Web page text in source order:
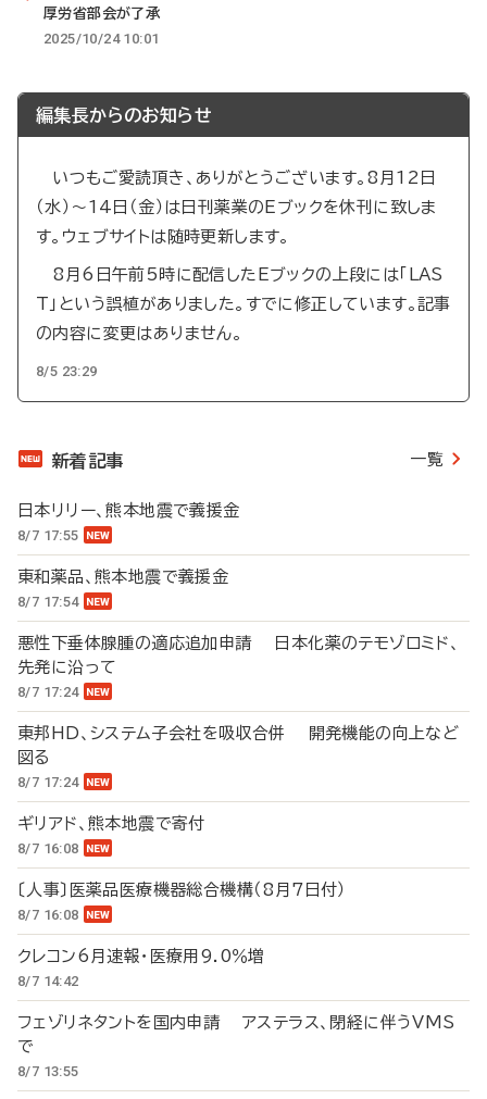
厚労省部会が了承
2025/10/24 10:01
編集長からのお知らせ
いつもご愛読頂き、ありがとうございます。8月12日
（水）～14日（金）は日刊薬業のEブックを休刊に致しま
す。ウェブサイトは随時更新します。
8月6日午前5時に配信したEブックの上段には「LAS
T」という誤植がありました。すでに修正しています。記事
の内容に変更はありません。
8/5 23:29
新着記事 一覧
日本リリー、熊本地震で義援金
8/7 17:55
東和薬品、熊本地震で義援金
8/7 17:54
悪性下垂体腺腫の適応追加申請 日本化薬のテモゾロミド、
先発に沿って
8/7 17:24
東邦HD、システム子会社を吸収合併 開発機能の向上など
図る
8/7 17:24
ギリアド、熊本地震で寄付
8/7 16:08
〔人事〕医薬品医療機器総合機構（8月7日付）
8/7 16:08
クレコン6月速報・医療用9.0％増
8/7 14:42
フェゾリネタントを国内申請 アステラス、閉経に伴うVMS
で
8/7 13:55